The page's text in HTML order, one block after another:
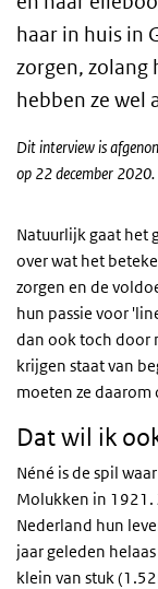
haar in huis in
zorgen, zolang
hebben ze wel
Dit interview is
op 22 december 2020.
Natuurlijk gaat het
over wat het
zorgen en de
hun passie voor
dan ook toch door
krijgen staat van
moeten ze
Dat wil ik
Néné is de spil
Molukken in 1921.
Nederland hun
jaar geleden
klein van stuk